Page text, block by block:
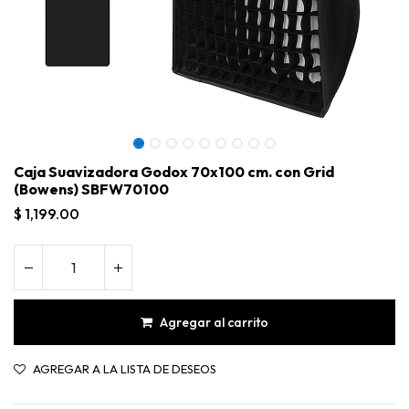
Caja Suavizadora Godox 70x100 cm. con Grid
(Bowens) SBFW70100
$ 1,199.00
Agregar al carrito
AGREGAR A LA LISTA DE DESEOS